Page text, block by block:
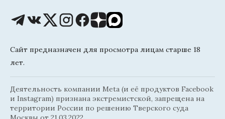
Сайт предназначен для просмотра лицам старше 18
лет.
Деятельность компании Meta (и её продуктов Facebook
и Instagram) признана экстремистской, запрещена на
территории России по решению Тверского суда